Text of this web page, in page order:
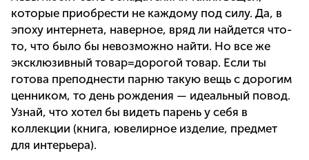
которые приобрести не каждому под силу. Да, в
эпоху интернета, наверное, вряд ли найдется что-
то, что было бы невозможно найти. Но все же
эксклюзивный товар=дорогой товар. Если ты
готова преподнести парню такую вещь с дорогим
ценником, то день рождения — идеальный повод.
Узнай, что хотел бы видеть парень у себя в
коллекции (книга, ювелирное изделие, предмет
для интерьера).